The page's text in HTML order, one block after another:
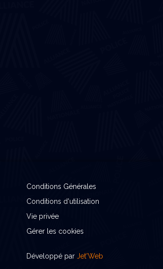
Conditions Générales
Conditions d'utilisation
Vie privée
Gérer les cookies
Développé par Jet'Web